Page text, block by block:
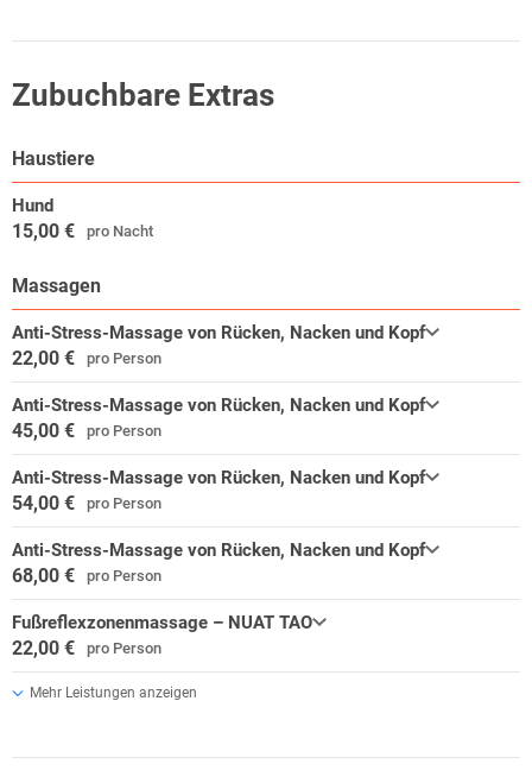
Zubuchbare Extras
Haustiere
Hund
15,00 € pro Nacht
Massagen
Anti-Stress-Massage von Rücken, Nacken und Kopf
22,00 € pro Person
Anti-Stress-Massage von Rücken, Nacken und Kopf
45,00 € pro Person
Anti-Stress-Massage von Rücken, Nacken und Kopf
54,00 € pro Person
Anti-Stress-Massage von Rücken, Nacken und Kopf
68,00 € pro Person
Fußreflexzonenmassage – NUAT TAO
22,00 € pro Person
Mehr Leistungen anzeigen